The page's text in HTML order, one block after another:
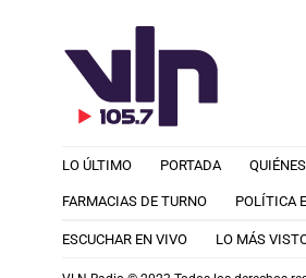
LO ÚLTIMO PORTADA
FARMACIAS DE TURNO POLÍTICA
ESCUCHAR EN VIVO LO MÁS